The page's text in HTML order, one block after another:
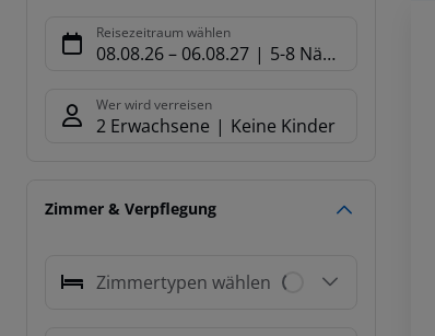
Reisezeitraum wählen
08.08.26– 06.08.27 5-8 Nächte
Wer wird verreisen
2 Erwachsene Keine Kinder
Zimmer & Verpflegung
Zimmertypen wählen